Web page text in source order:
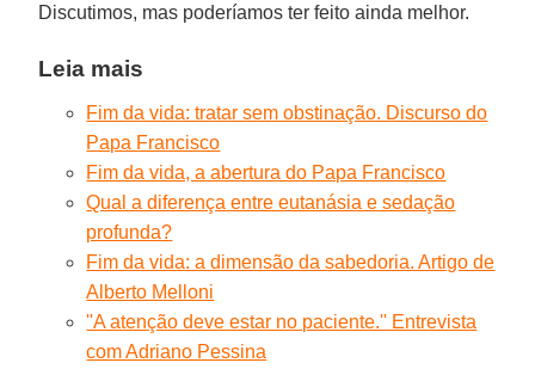
Discutimos, mas poderíamos ter feito ainda melhor.
Leia mais
Fim da vida: tratar sem obstinação. Discurso do
Papa Francisco
Fim da vida, a abertura do Papa Francisco
Qual a diferença entre eutanásia e sedação
profunda?
Fim da vida: a dimensão da sabedoria. Artigo de
Alberto Melloni
''A atenção deve estar no paciente.'' Entrevista
com Adriano Pessina